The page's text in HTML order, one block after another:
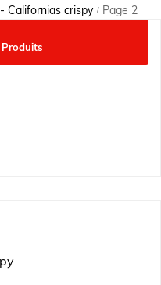
Californias crispy / Page 2
Produits